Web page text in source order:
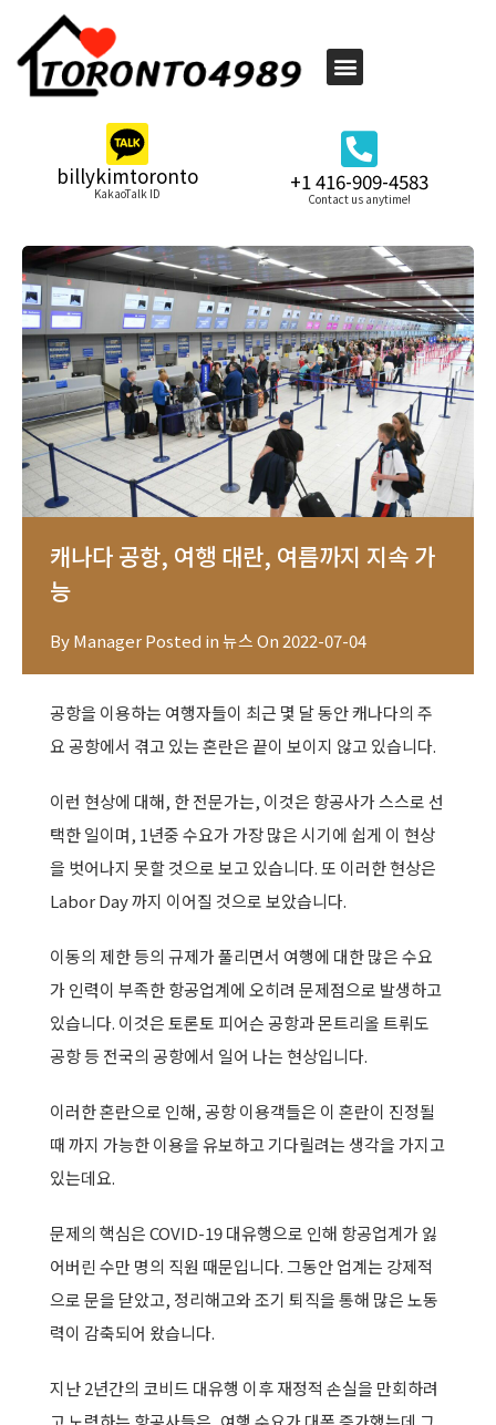
billykimtoronto
KakaoTalk ID +1 416-909-4583
Contact us anytime!
캐나다 공항, 여행 대란, 여름까지 지속 가
능
ByManagerPosted in뉴스On2022-07-04
공항을 이용하는 여행자들이 최근 몇 달 동안 캐나다의 주
요 공항에서 겪고 있는 혼란은 끝이 보이지 않고 있습니다.
이런 현상에 대해, 한 전문가는, 이것은 항공사가 스스로 선
택한 일이며, 1년중 수요가 가장 많은 시기에 쉽게 이 현상
을 벗어나지 못할 것으로 보고 있습니다. 또 이러한 현상은
Labor Day 까지 이어질 것으로 보았습니다.
이동의 제한 등의 규제가 풀리면서 여행에 대한 많은 수요
가 인력이 부족한 항공업계에 오히려 문제점으로 발생하고
있습니다. 이것은 토론토 피어슨 공항과 몬트리올 트뤼도
공항 등 전국의 공항에서 일어 나는 현상입니다.
이러한 혼란으로 인해, 공항 이용객들은 이 혼란이 진정될
때 까지 가능한 이용을 유보하고 기다릴려는 생각을 가지고
있는데요.
문제의 핵심은 COVID-19 대유행으로 인해 항공업계가 잃
어버린 수만 명의 직원 때문입니다. 그동안 업계는 강제적
으로 문을 닫았고, 정리해고와 조기 퇴직을 통해 많은 노동
력이 감축되어 왔습니다.
지난 2년간의 코비드 대유행 이후 재정적 손실을 만회하려